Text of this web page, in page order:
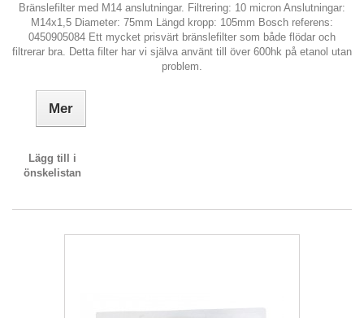
Bränslefilter med M14 anslutningar. Filtrering: 10 micron Anslutningar:
M14x1,5 Diameter: 75mm Längd kropp: 105mm Bosch referens:
0450905084 Ett mycket prisvärt bränslefilter som både flödar och
filtrerar bra. Detta filter har vi själva använt till över 600hk på etanol utan
problem.
Mer
Lägg till i
önskelistan